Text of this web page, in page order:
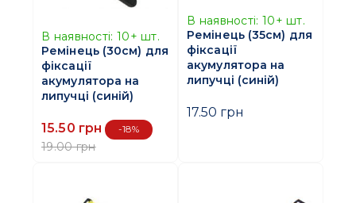
В наявності: 10+ шт.
Ремінець (30см) для
фіксації
акумулятора на
липучці (синій)
15.50 грн -18%
19.00 грн
В наявності: 10+ шт.
Ремінець (35см) для
фіксації
акумулятора на
липучці (синій)
17.50 грн